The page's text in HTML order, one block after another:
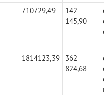
710729,49
142
145,90
1814123,39
362
824,68